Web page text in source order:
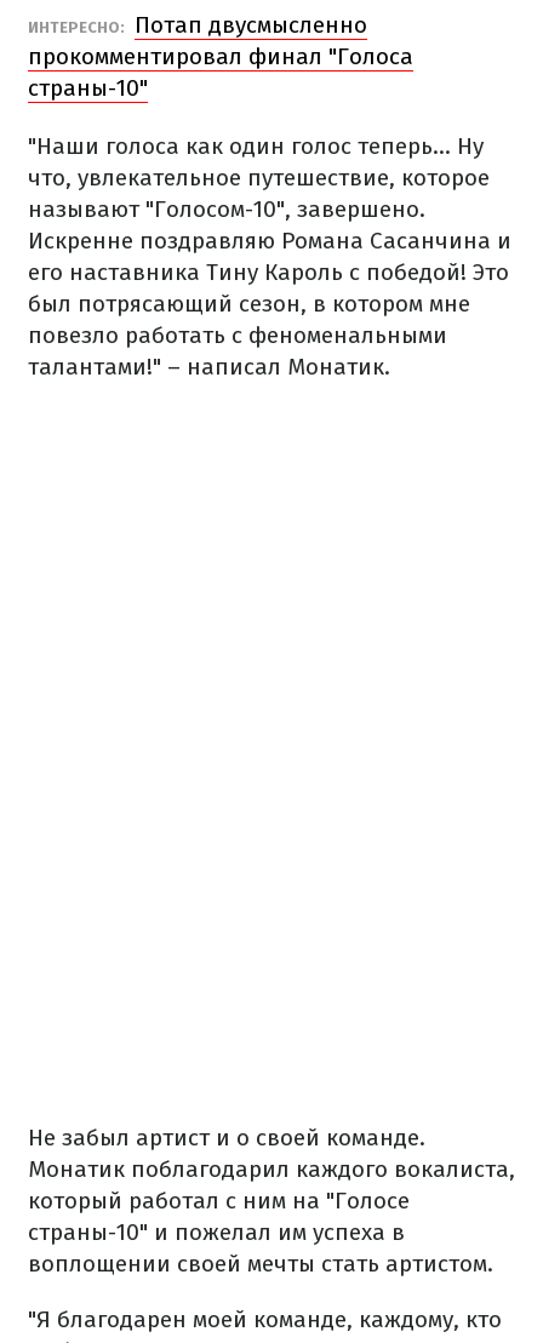
ИНТЕРЕСНО:
Потап двусмысленно
прокомментировал финал "Голоса
страны-10"
"Наши голоса как один голос теперь... Ну
что, увлекательное путешествие, которое
называют "Голосом-10", завершено.
Искренне поздравляю Романа Сасанчина и
его наставника Тину Кароль с победой! Это
был потрясающий сезон, в котором мне
повезло работать с феноменальными
талантами!" – написал Монатик.
Не забыл артист и о своей команде.
Монатик поблагодарил каждого вокалиста,
который работал с ним на "Голосе
страны-10" и пожелал им успеха в
воплощении своей мечты стать артистом.
"Я благодарен моей команде, каждому, кто